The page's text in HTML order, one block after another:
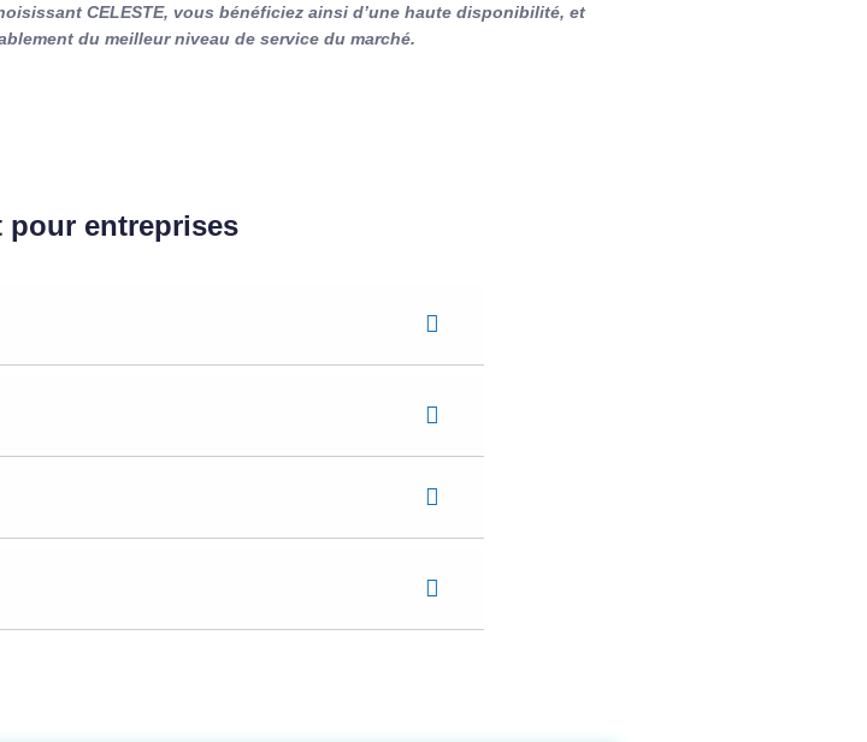
CELESTE, vous bénéficiez ainsi d’une haute disponibilité, et
du meilleur niveau de service du marché.
pour entreprises